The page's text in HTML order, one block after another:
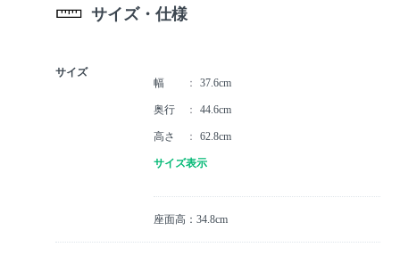
サイズ・仕様
サイズ
幅
37.6cm
奥行 44.6cm
高さ 62.8cm
サイズ表示
座面高：34.8cm